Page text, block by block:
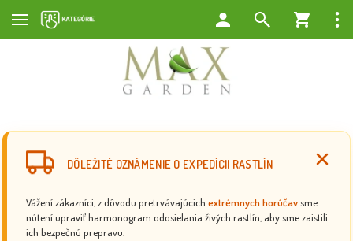
DÔLEŽITÉ OZNÁMENIE O EXPEDÍCII RASTLÍN
Vážení zákazníci, z dôvodu pretrvávajúcich extrémnych horúčav sme
nútení upraviť harmonogram odosielania živých rastlín, aby sme zaistili
ich bezpečnú prepravu.